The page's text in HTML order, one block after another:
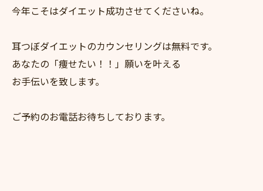
今年こそはダイエット成功させてくださいね。
耳つぼダイエットのカウンセリングは無料です。
あなたの「痩せたい！！」願いを叶える
お手伝いを致します。
ご予約のお電話お待ちしております。